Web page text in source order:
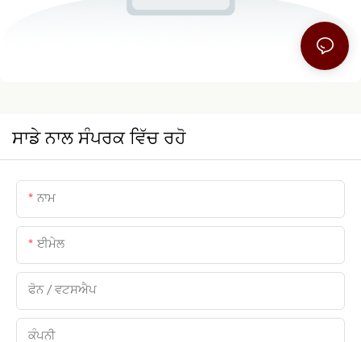
ਸਾਡੇ ਨਾਲ ਸੰਪਰਕ ਵਿੱਚ ਰਹੋ
ਨਾਮ
ਈਮੇਲ
ਫੋਨ / ਵਟਸਐਪ
ਕੰਪਨੀ